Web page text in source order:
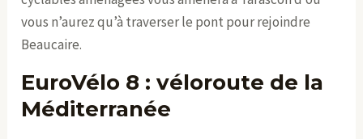
vous n’aurez qu’à traverser le pont pour rejoindre
Beaucaire.
EuroVélo 8 : véloroute de la
Méditerranée